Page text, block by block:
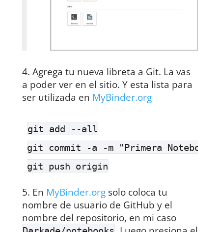
Agrega tu nueva libreta a Git. La vas
a poder ver en el sitio. Y esta lista para
ser utilizada en MyBinder.org
git add --all
git commit -a -m "Primera Notebook"
En MyBinder.orgsolo coloca tu
nombre de usuario de GitHub y el
nombre del repositorio, en mi caso